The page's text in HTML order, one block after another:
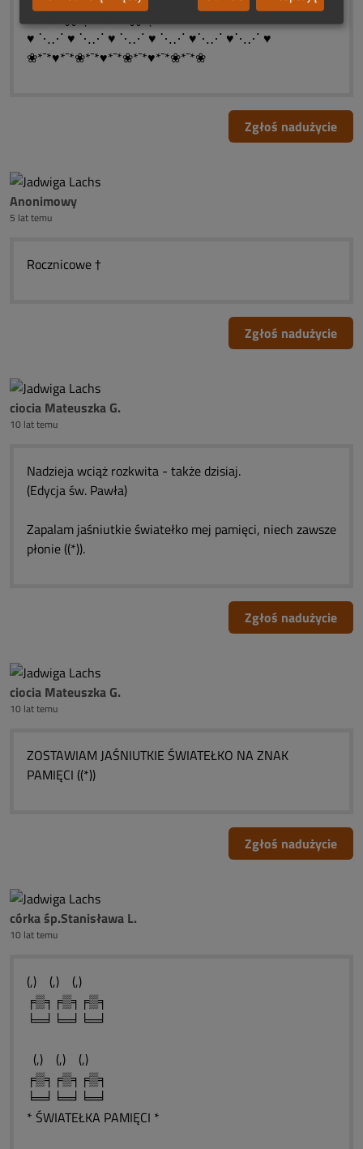
♥ ⋱⋰ ♥ ⋱⋰ ♥ ⋱⋰ ♥ ⋱⋰ ♥⋱⋰ ♥⋱⋰ ♥
❀*¯*♥*¯*❀*¯*♥*¯*❀*¯*♥*¯*❀*¯*❀
Zgłoś nadużycie
Anonimowy
5 lat temu
Rocznicowe †
Zgłoś nadużycie
ciocia Mateuszka G.
10 lat temu
Nadzieja wciąż rozkwita - także dzisiaj.
(Edycja św. Pawła)
Zapalam jaśniutkie światełko mej pamięci, niech zawsze
płonie ((*)).
Zgłoś nadużycie
ciocia Mateuszka G.
10 lat temu
ZOSTAWIAM JAŚNIUTKIE ŚWIATEŁKO NA ZNAK
PAMIĘCI ((*))
Zgłoś nadużycie
córka śp.Stanisława L.
10 lat temu
(,) (,) (,)
╒▒╕╒▒╕╒▒╕
╘═╛╘═╛╘═╛
(,) (,) (,)
╒▒╕╒▒╕╒▒╕
╘═╛╘═╛╘═╛
* ŚWIATEŁKA PAMIĘCI *